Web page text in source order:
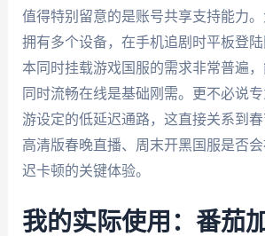
值得特别留意的是账号共享支持能力
拥有多个设备，在手机追剧时平板登
本同时挂载游戏国服的需求非常普遍
同时流畅在线是基础刚需。更不必说
游设定的低延迟通路，这直接关系到
高清版春晚直播、周末开黑国服是否
迟卡顿的关键体验。
我的实际使用：番茄